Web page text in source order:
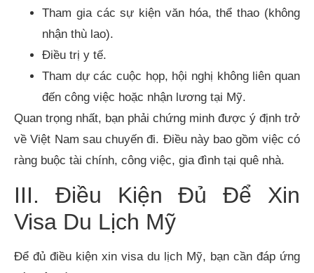
Tham gia các sự kiện văn hóa, thể thao (không
nhận thù lao).
Điều trị y tế.
Tham dự các cuộc họp, hội nghị không liên quan
đến công việc hoặc nhận lương tại Mỹ.
Quan trọng nhất, bạn phải chứng minh được ý định trở
về Việt Nam sau chuyến đi. Điều này bao gồm việc có
ràng buộc tài chính, công việc, gia đình tại quê nhà.
III. Điều Kiện Đủ Để Xin
Visa Du Lịch Mỹ
Để đủ điều kiện xin visa du lịch Mỹ, bạn cần đáp ứng